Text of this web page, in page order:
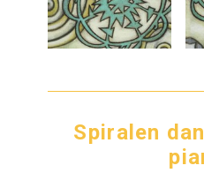
Spiralen